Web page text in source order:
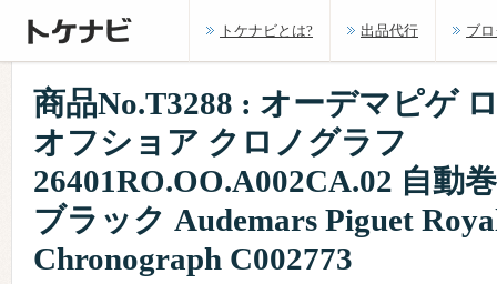
トケナビとは? 出品代行 ブ
商品No.T3288 : オーデマピゲ
オフショア クロノグラフ
26401RO.OO.A002CA.02 自動
ブラック Audemars Piguet
Chronograph C002773